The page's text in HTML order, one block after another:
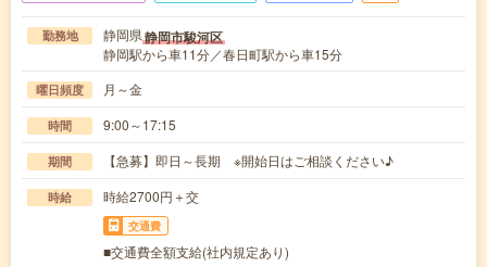
勤務地 静岡県静岡市駿河区
静岡駅から車11分／春日町駅から車15分
曜日頻度 月～金
時間 9:00～17:15
期間 【急募】即日～長期 ※開始日はご相談ください♪
時給 時給2700円＋交
交通費
■交通費全額支給(社内規定あり)